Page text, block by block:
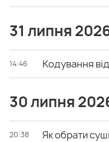
31 липня
14:46 Кодування
30 липня
20:38 Як обрати